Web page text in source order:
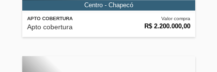
APTO COBERTURA
Apto cobertura
Valor compra
R$ 2.200.000,00
Centro - Chapecó